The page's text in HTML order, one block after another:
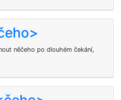
něčeho po dlouhém čekání,